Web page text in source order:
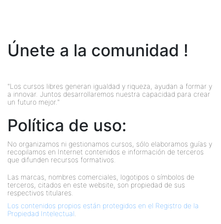
Únete a la comunidad !
"Los cursos libres generan igualdad y riqueza, ayudan a formar y
a innovar. Juntos desarrollaremos nuestra capacidad para crear
un futuro mejor."
Política de uso:
No organizamos ni gestionamos cursos, sólo elaboramos guías y
recopilamos en Internet contenidos e información de terceros
que difunden recursos formativos.
Las marcas, nombres comerciales, logotipos o símbolos de
terceros, citados en este website, son propiedad de sus
respectivos titulares.
Los contenidos propios están protegidos en el Registro de la
Propiedad Intelectual